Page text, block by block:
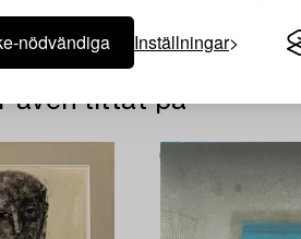
nödvändiga Inställningar
även tittat på